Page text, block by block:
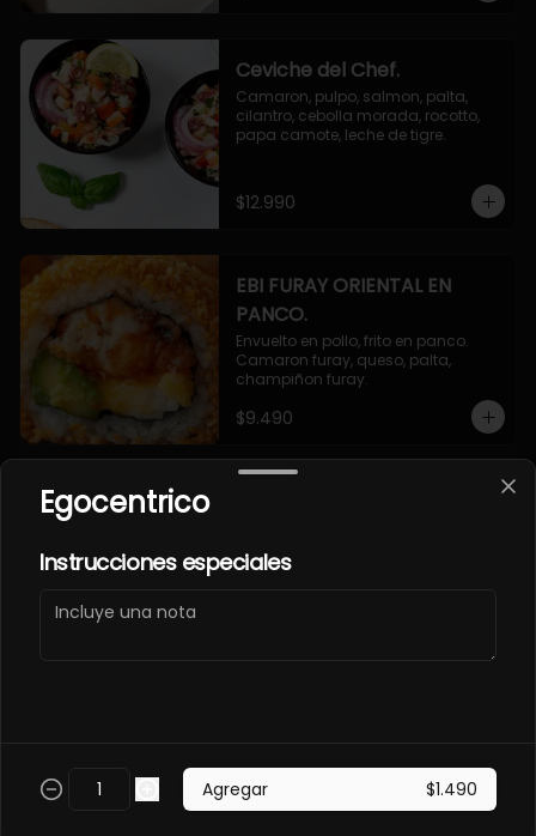
Ceviche del Chef.
Camaron, pulpo, salmon, palta,
cilantro, cebolla morada, rocotto,
papa camote, leche de tigre.
$12.990
EBI FURAY ORIENTAL EN
PANCO.
Envuelto en pollo, frito en panco.
Camaron furay, queso, palta,
champiñon furay.
$9.490
Frito en panco, cubierto con atun
fresco, salsa acevichada y toques
Envuelto en palta, cubierto con
salmon fresco, salsa acevichada y
toques de shichimi. Camaron furay,
Egocentrico
Instrucciones especiales
Agregar $1.490